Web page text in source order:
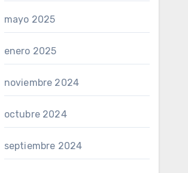
mayo 2025
enero 2025
noviembre 2024
octubre 2024
septiembre 2024